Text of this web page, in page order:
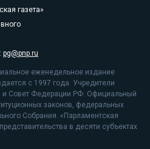
газета»
pg@pnp.ru
еженедельное издание
с 1997 года. Учредители
и Совет Федерации РФ. Официальный
законов, федеральных
Собрания. «Парламентская
в десяти субъектах